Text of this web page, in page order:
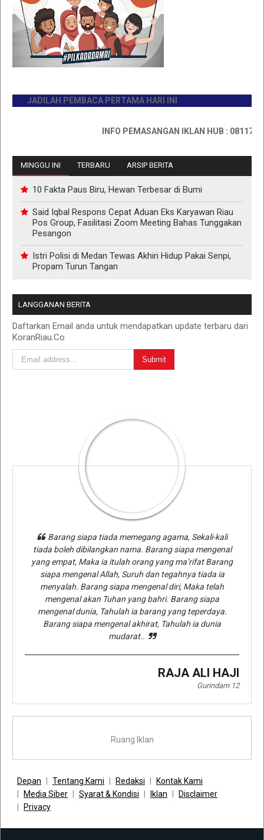
JADILAH PEMBACA PERTAMA HARI INI
INFO PEMASANGAN IKLAN HUB : 0811767335
MINGGU INI TERBARU ARSIP BERITA
10 Fakta Paus Biru, Hewan Terbesar di Bumi
Said Iqbal Respons Cepat Aduan Eks Karyawan Riau
Pos Group, Fasilitasi Zoom Meeting Bahas Tunggakan
Pesangon
Istri Polisi di Medan Tewas Akhiri Hidup Pakai Senpi,
Propam Turun Tangan
LANGGANAN BERITA
Daftarkan Email anda untuk mendapatkan update terbaru dari
KoranRiau.Co
Barang siapa tiada memegang agama, Sekali-kali
tiada boleh dibilangkan nama. Barang siapa mengenal
yang empat, Maka ia itulah orang yang ma’rifat Barang
siapa mengenal Allah, Suruh dan tegahnya tiada ia
menyalah. Barang siapa mengenal diri, Maka telah
mengenal akan Tuhan yang bahri. Barang siapa
mengenal dunia, Tahulah ia barang yang teperdaya.
Barang siapa mengenal akhirat, Tahulah ia dunia
mudarat..
RAJA ALI HAJI
Gurindam 12
Ruang Iklan
Depan Tentang Kami Redaksi
Kontak Kami
Media Siber
Syarat & Kondisi Iklan
Disclaimer
Privacy